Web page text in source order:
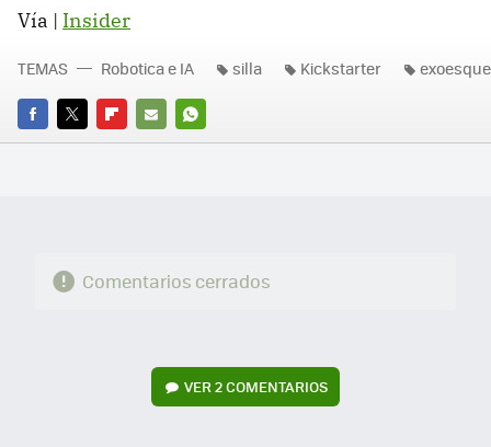
Vía | Insider
FACEBOOK
TWITTERFLIPBOARD
E-
WHATSAPP
TEMAS Robotica e IA silla Kickstarter
Comentarios cerrados
VER2 COMENTARIOS